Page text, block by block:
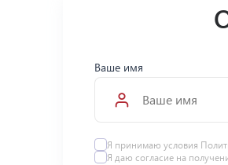
Ваше имя
Я принимаю условия
Я даю согласие на